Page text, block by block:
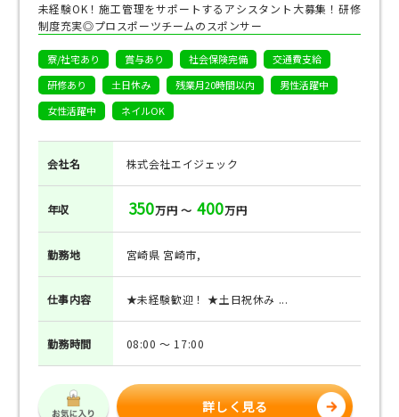
未経験OK！施工管理をサポートするアシスタント大募集！研修
制度充実◎プロスポーツチームのスポンサー
寮/社宅あり 賞与あり 社会保険完備
交通費支給
研修あり
土日休み 残業月20時間以内
男性活躍中
女性活躍中
ネイルOK
会社名 株式会社エイジェック
年収 350万円 ～ 400万円
勤務地 宮崎県 宮崎市,
仕事内容 ★未経験歓迎！ ★土日祝休み ...
勤務時間 08:00 ～ 17:00
詳しく見る